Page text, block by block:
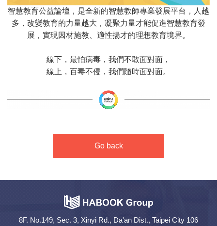
智慧教育公益論壇，是全新的智慧教師專業發展平台，人越
多，改變教育的力量越大，凝聚力量才能促進智慧教育發
展，實現因材施教、適性揚才的理想教育境界。
線下，最怕病毒，我們不敢面對面，
線上，百毒不侵，我們隨時面對面。
Go back
8F. No.149, Sec. 3, Xinyi Rd., Da'an Dist., Taipei City 106